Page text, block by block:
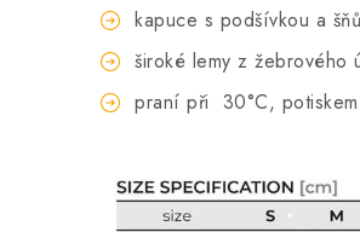
kapuce s podšívkou a
široké lemy z žebrového
praní při 30°C,